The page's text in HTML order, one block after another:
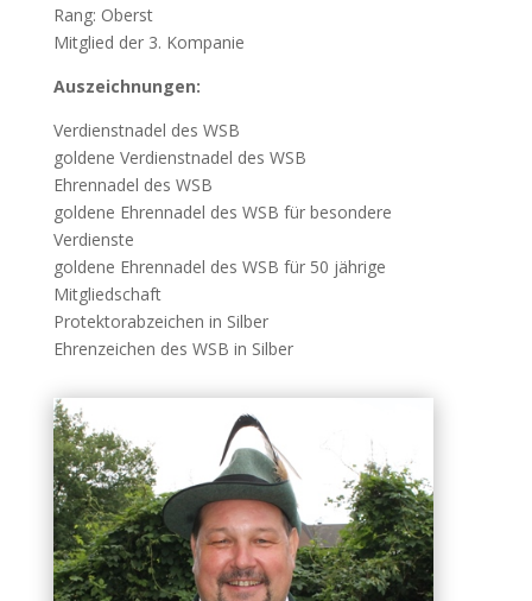
Rang: Oberst
Mitglied der 3. Kompanie
Auszeichnungen:
Verdienstnadel des WSB
goldene Verdienstnadel des WSB
Ehrennadel des WSB
goldene Ehrennadel des WSB für besondere
Verdienste
goldene Ehrennadel des WSB für 50 jährige
Mitgliedschaft
Protektorabzeichen in Silber
Ehrenzeichen des WSB in Silber